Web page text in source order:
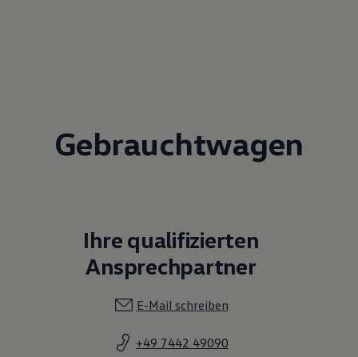
Gebrauchtwagen
Ihre qualifizierten
Ansprechpartner
E-Mail schreiben
+49 7442 49090